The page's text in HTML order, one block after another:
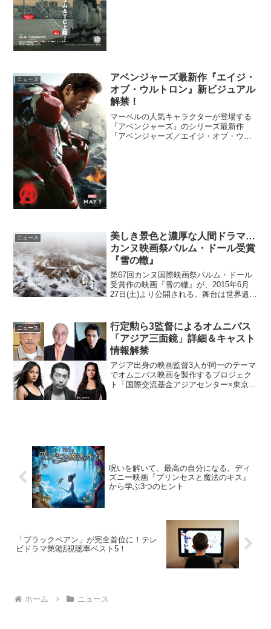
ニュース
アベンジャーズ最新作『エイジ・
オブ・ウルトロン』新ビジュアル
解禁！
マーベルの人気キャラクターが登場する
『アベンジャーズ』のシリーズ最新作
『アベンジャーズ／エイジ・オブ・ウル
ニュース
美しき景色と濃厚な人間ドラマ…
カンヌ映画祭パルム・ドール受賞
『雪の轍』
第67回カンヌ国際映画祭パルム・ドール
受賞作の映画『雪の轍』が、2015年6月
27日(土)より公開される。舞台は世界遺産
テルのオーナーとして何不自由なく暮ら
す元舞台俳優...
ニュース
行定勲ら3監督によるオムニバス
「アジア三面鏡」詳細＆キャスト
情報解禁
アジア出身の映画監督3人が同一のテーマ
でオムニバス映画を製作するプロジェク
ト「国際交流基金アジアセンター×東京国
呪いを解いて、最高の自分になる。ディ
ズニー映画『プリンセスと魔法のキス』
から学ぶ3つのヒント
「ブラックペアン」が完全首位に！テレ
ビドラマ第9話視聴率ベスト5！
ホーム ニュース